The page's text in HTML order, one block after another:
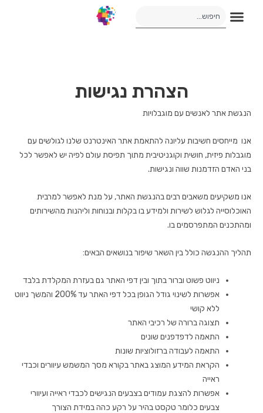
הצהרת נגישות
הנגשת אתר לאנשים עם מוגבלויות
אנו מייחסים חשיבות עליונה להתאמת אתר האינטרנט שלנו לגולשים עם
מוגבלות פיזית, חושית וקוגניטיבית מתוך תפיסת עולם לפיה יש לאפשר לכל
בני האדם הזדמנות שווה ונגישות.
אנו משקיעים משאבים רבים בהנגשת האתר, על מנת לאפשר למרבית
האוכלוסייה לגלוש לשירות ולמידע בו בקלות ובנוחות וליהנות מהשירותים
ומהתכנים המתפרסמים בו.
תהליך ההנגשה כולל בין השאר שיפור בנושאים הבאים:
ניווט פשוט וברור בתוך ובין דפי האתר גם בעזרת המקלדת בלבד
אפשרות לשינוי גודל הגופן בכל דפי האתר עד 200% והמשך ניווט
ללא קושי
תצוגה ברורה של רכיבי האתר
התאמה לדפדפנים שונים
התאמה לעבודה ברזולוציות שונות
הקראת המידע המוצג באתר בקורא מסך המשמש עיוורים וכבדי
ראייה
אפשרות להצגת עמודים בצבעים הנגישים לכבדי ראייה ועיוורי
צבעים כלומר טקסט בהיר על רקע כהה במידת הצורך